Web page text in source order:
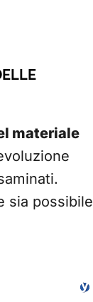
materiale
sia possibile